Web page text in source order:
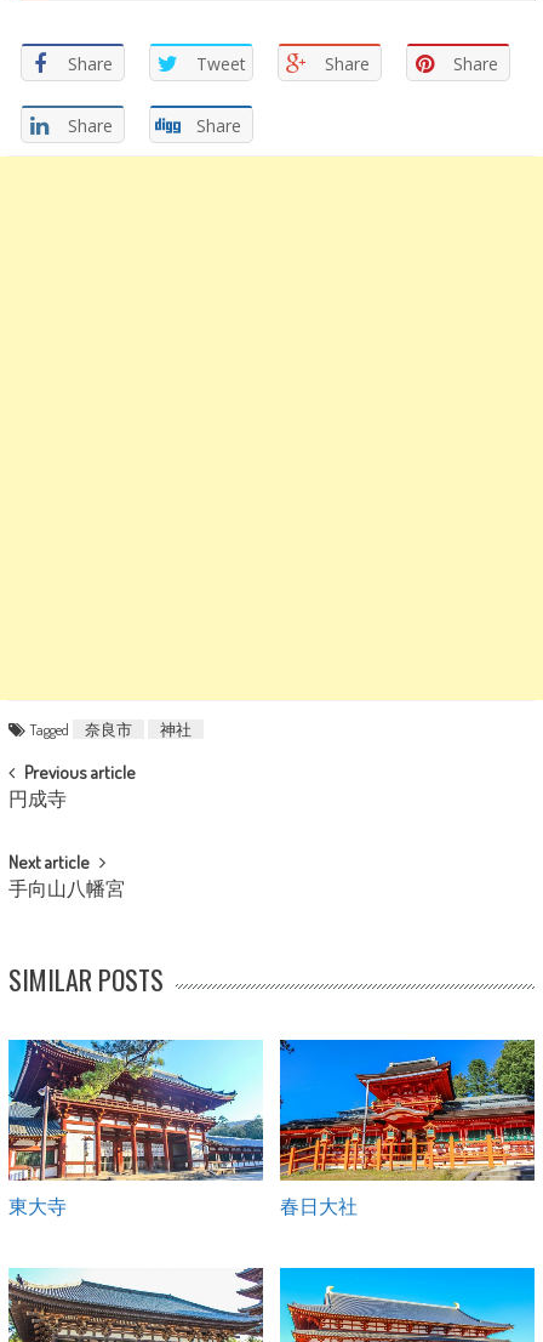
Share Tweet Share Share
Share Share
Tagged 奈良市 神社
POST NAVIGATION
Previous article
円成寺
Next article
手向山八幡宮
SIMILAR POSTS
東大寺 春日大社